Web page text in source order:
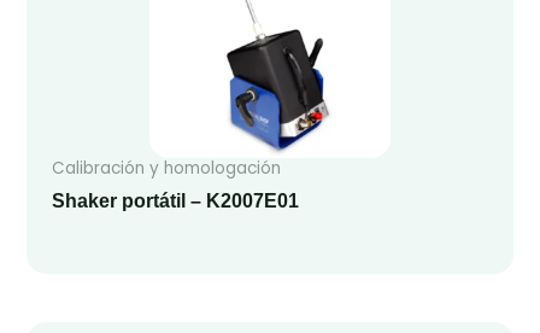
Calibración y homologación
Shaker portátil – K2007E01